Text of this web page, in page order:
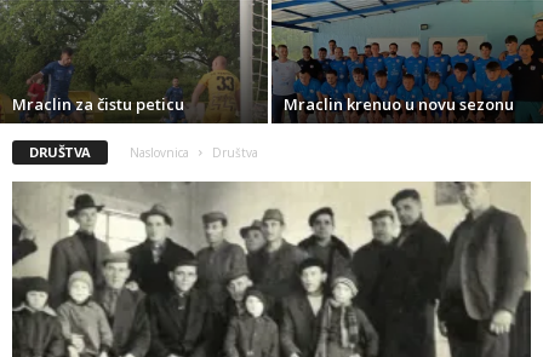
Mraclin za čistu peticu Mraclin krenuo u novu sezonu
DRUŠTVA Naslovnica Društva